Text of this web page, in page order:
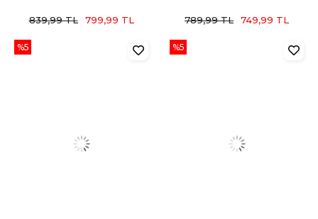
839,99 TL 799,99 TL 789,99 TL 749,99 TL
%5 %5